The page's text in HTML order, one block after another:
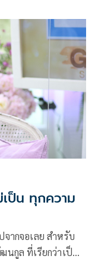
ความละเอียดละออ
ากจอเลย สำหรับ
นกูล ที่เรียกว่าเป็น